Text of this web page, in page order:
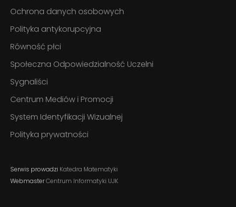
Ochrona danych osobowych
Polityka antykorupcyjna
Równość płci
Społeczna Odpowiedzialność Uczelni
Sygnaliści
Centrum Mediów i Promocji
System Identyfikacji Wizualnej
Polityka prywatności
Serwis prowadzi Katedra Matematyki
WebmasterCentrum Informatyki UJK